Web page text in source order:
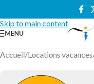
Skip to main content
MENU
Accueil/Locations vacances